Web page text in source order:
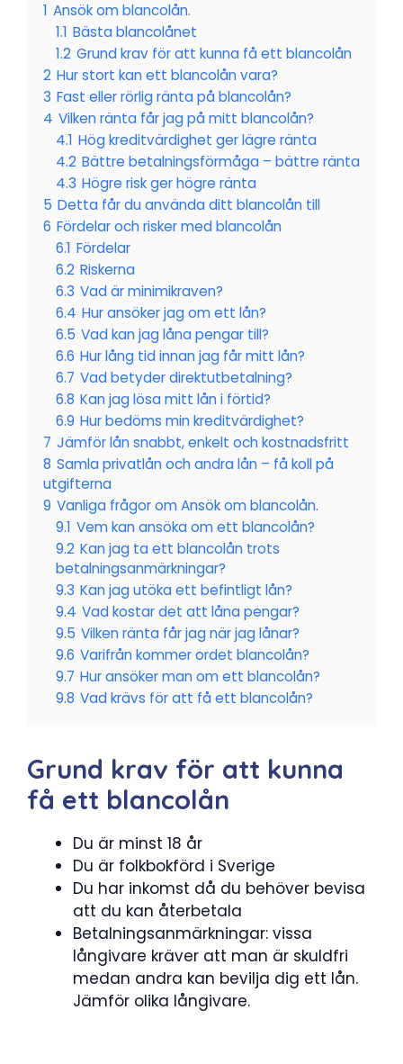
1 Ansök om blancolån.
1.1 Bästa blancolånet
1.2 Grund krav för att kunna få ett blancolån
2 Hur stort kan ett blancolån vara?
3 Fast eller rörlig ränta på blancolån?
4 Vilken ränta får jag på mitt blancolån?
4.1 Hög kreditvärdighet ger lägre ränta
4.2 Bättre betalningsförmåga – bättre ränta
4.3 Högre risk ger högre ränta
5 Detta får du använda ditt blancolån till
6 Fördelar och risker med blancolån
6.1 Fördelar
6.2 Riskerna
6.3 Vad är minimikraven?
6.4 Hur ansöker jag om ett lån?
6.5 Vad kan jag låna pengar till?
6.6 Hur lång tid innan jag får mitt lån?
6.7 Vad betyder direktutbetalning?
6.8 Kan jag lösa mitt lån i förtid?
6.9 Hur bedöms min kreditvärdighet?
7 Jämför lån snabbt, enkelt och kostnadsfritt
8 Samla privatlån och andra lån – få koll på
utgifterna
9 Vanliga frågor om Ansök om blancolån.
9.1 Vem kan ansöka om ett blancolån?
9.2 Kan jag ta ett blancolån trots
betalningsanmärkningar?
9.3 Kan jag utöka ett befintligt lån?
9.4 Vad kostar det att låna pengar?
9.5 Vilken ränta får jag när jag lånar?
9.6 Varifrån kommer ordet blancolån?
9.7 Hur ansöker man om ett blancolån?
9.8 Vad krävs för att få ett blancolån?
Grund krav för att kunna
få ett blancolån
Du är minst 18 år
Du är folkbokförd i Sverige
Du har inkomst då du behöver bevisa
att du kan återbetala
Betalningsanmärkningar: vissa
långivare kräver att man är skuldfri
medan andra kan bevilja dig ett lån.
Jämför olika långivare.